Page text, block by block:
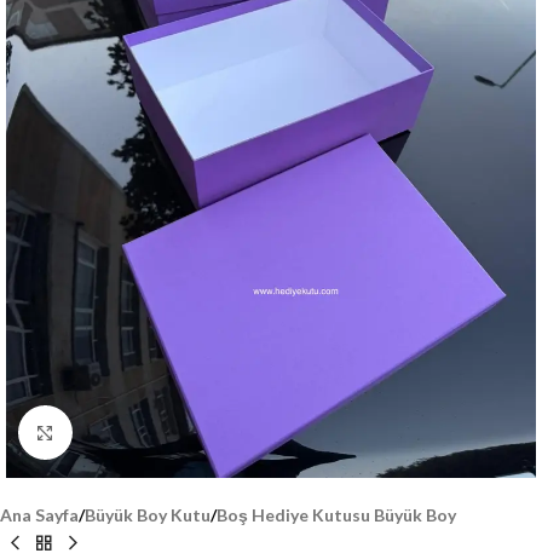
Click to enlarge
Ana Sayfa/Büyük Boy Kutu/Boş Hediye Kutusu Büyük Boy